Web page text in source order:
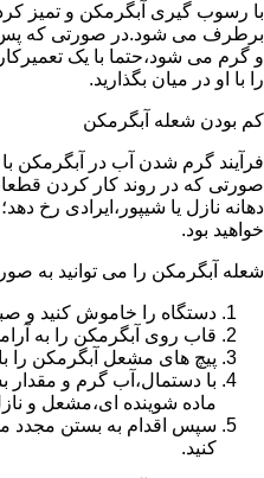
با رسوب گیری آبگرمکن و تمیز
برطرف می شود.در صورتی که
و گرم می شود،حتما با یک
را با او در میان بگذارید.
کم بودن شعله آبگرمکن
فرآیند گرم شدن آب در آبگرمکن
صورتی که در روند کار کردن
دهانه نازل یا شیپور،ایرادی رخ
خواهید بود.
شعله آبگرمکن را می توانید به
دستگاه را خاموش کنید و
قاب روی آبگرمکن را به
پیچ های مشعل آبگرمکن را
با دستمال،آب گرم و مقدار
ماده شوینده ای،مشعل و
سپس اقدام به بستن مجدد
کنید.